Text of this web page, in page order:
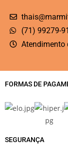
(71) 99279-
Atendimento
FORMAS DE
SEGURANÇA